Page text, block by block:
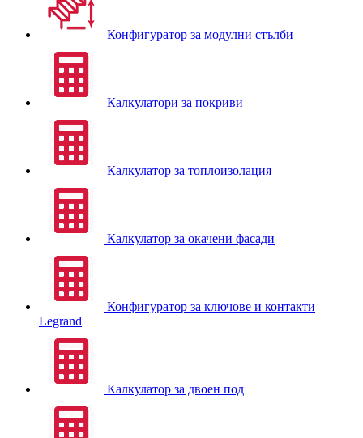
Конфигуратор за модулни стълби
Калкулатори за покриви
Калкулатор за топлоизолация
Калкулатор за окачени фасади
Конфигуратор за ключове и контакти
Legrand
Калкулатор за двоен под